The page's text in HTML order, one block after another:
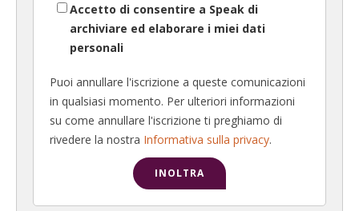
Accetto di consentire a Speak di
archiviare ed elaborare i miei dati
personali
Puoi annullare l'iscrizione a queste comunicazioni
in qualsiasi momento. Per ulteriori informazioni
su come annullare l'iscrizione ti preghiamo di
rivedere la nostra Informativa sulla privacy.